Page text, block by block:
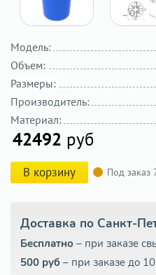
Модель:
Объем:
Размеры:
Производитель:
Материал:
42492 руб
В корзину Под заказ
Доставка по Санкт-
Бесплатно – при заказе
500 руб – при заказе до